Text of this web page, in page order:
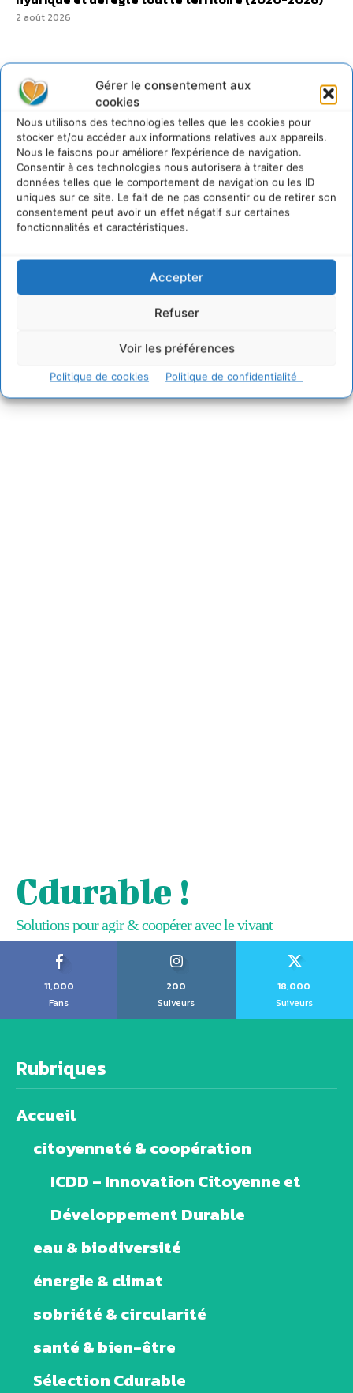
Gérer le consentement aux
cookies
Nous utilisons des technologies telles que les cookies pour
stocker et/ou accéder aux informations relatives aux appareils.
Nous le faisons pour améliorer l’expérience de navigation.
Consentir à ces technologies nous autorisera à traiter des
données telles que le comportement de navigation ou les ID
uniques sur ce site. Le fait de ne pas consentir ou de retirer son
consentement peut avoir un effet négatif sur certaines
fonctionnalités et caractéristiques.
Accepter
Refuser
Voir les préférences
Politique de cookies Politique de confidentialité
2 août 2026
@cdurableinfo
273Suiveurs
Cdurable !
Solutions pour agir & coopérer avec le vivant
11,000
Fans
200
Suiveurs
18,000
Suiveurs
Rubriques
Accueil
citoyenneté & coopération
ICDD – Innovation Citoyenne et
Développement Durable
eau & biodiversité
énergie & climat
sobriété & circularité
santé & bien-être
Sélection Cdurable